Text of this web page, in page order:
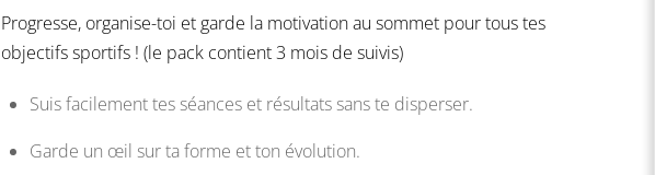
client
Progresse, organise-toi et garde la motivation au sommet pour tous tes
objectifs sportifs ! (le pack contient 3 mois de suivis)
Suis facilement tes séances et résultats sans te disperser.
Garde un œil sur ta forme et ton évolution.